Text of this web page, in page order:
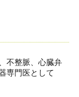
不整脈、心臓弁
専門医として